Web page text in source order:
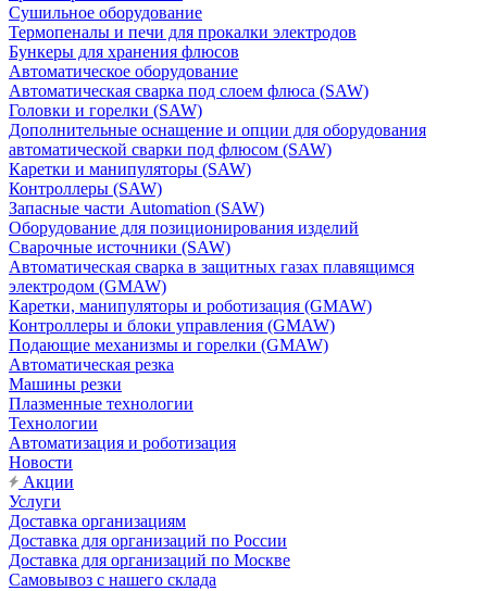
Сушильное оборудование
Термопеналы и печи для прокалки электродов
Бункеры для хранения флюсов
Автоматическое оборудование
Автоматическая сварка под слоем флюса (SAW)
Головки и горелки (SAW)
Дополнительные оснащение и опции для оборудования
автоматической сварки под флюсом (SAW)
Каретки и манипуляторы (SAW)
Контроллеры (SAW)
Запасные части Automation (SAW)
Оборудование для позиционирования изделий
Сварочные источники (SAW)
Автоматическая сварка в защитных газах плавящимся
электродом (GMAW)
Каретки, манипуляторы и роботизация (GMAW)
Контроллеры и блоки управления (GMAW)
Подающие механизмы и горелки (GMAW)
Автоматическая резка
Машины резки
Плазменные технологии
Технологии
Автоматизация и роботизация
Новости
Акции
Услуги
Доставка организациям
Доставка для организаций по России
Доставка для организаций по Москве
Самовывоз с нашего склада